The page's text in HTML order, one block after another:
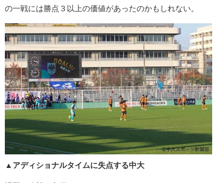
の一戦には勝点３以上の価値があったのかもしれない。
▲ アディショナルタイムに失点する中大